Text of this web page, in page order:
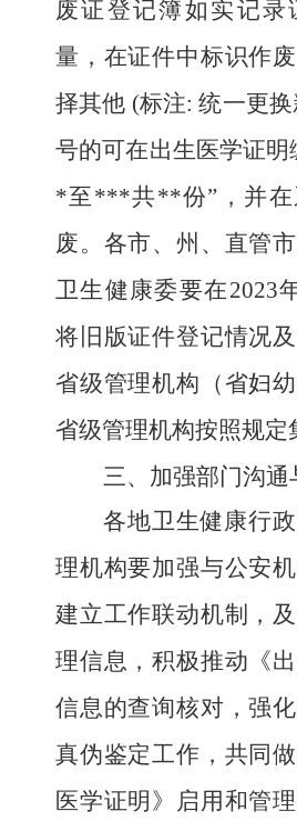
废证登记簿如实记录
量，在证件中标识作
择其他 (标注: 统一更
号的可在出生医学证
*至***共**份”，并在
废。各市、州、直管
卫生健康委要在2023
将旧版证件登记情况
省级管理机构（省妇
省级管理机构按照规定
三、加强部门沟通
各地卫生健康行
理机构要加强与公安
建立工作联动机制，
理信息，积极推动《出
信息的查询核对，强
真伪鉴定工作，共同
医学证明》启用和管